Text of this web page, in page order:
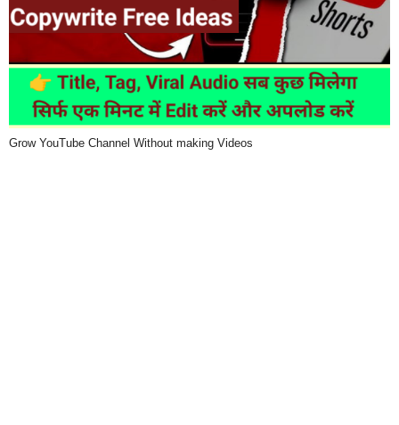
Grow YouTube Channel Without making Videos